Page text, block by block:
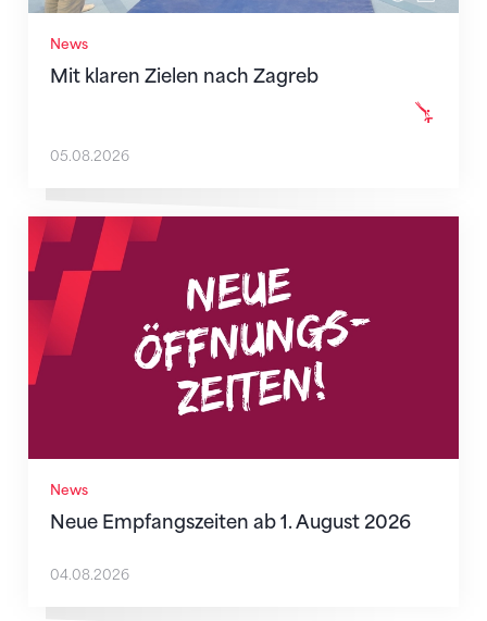
News
Mit klaren Zielen nach Zagreb
05.08.2026
News
Neue Empfangszeiten ab 1. August 2026
Neue Empfangszeiten ab 1. August 2026
04.08.2026